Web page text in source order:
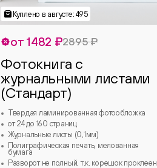
от 1482 ₽2895 ₽
Фотокнига с
журнальными листами
(Стандарт)
Твердая ламинированная фотообложка
от 24 до 160 страниц
Журнальные листы (0,1мм)
Полиграфическая печать, мелованная
бумага
Разворот не полный, т.к. корешок проклеен